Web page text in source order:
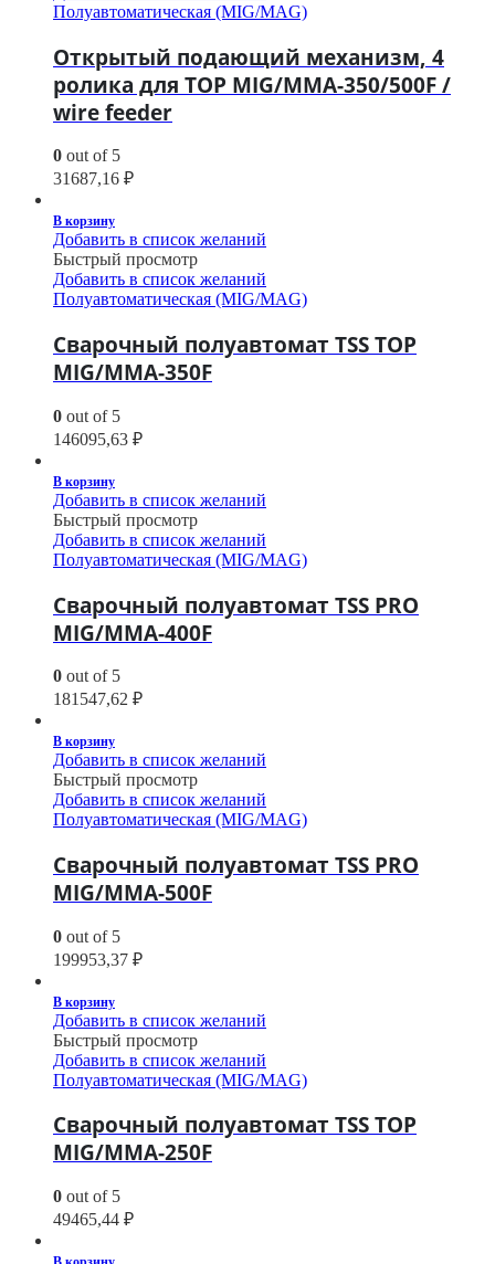
Полуавтоматическая (MIG/MAG)
Открытый подающий механизм, 4
ролика для TOP MIG/MMA-350/500F /
wire feeder
0 out of 5
31687,16 ₽
В корзину
Добавить в список желаний
Быстрый просмотр
Добавить в список желаний
Полуавтоматическая (MIG/MAG)
Сварочный полуавтомат TSS TOP
MIG/MMA-350F
0 out of 5
146095,63 ₽
В корзину
Добавить в список желаний
Быстрый просмотр
Добавить в список желаний
Полуавтоматическая (MIG/MAG)
Сварочный полуавтомат TSS PRO
MIG/MMA-400F
0 out of 5
181547,62 ₽
В корзину
Добавить в список желаний
Быстрый просмотр
Добавить в список желаний
Полуавтоматическая (MIG/MAG)
Сварочный полуавтомат TSS PRO
MIG/MMA-500F
0 out of 5
199953,37 ₽
В корзину
Добавить в список желаний
Быстрый просмотр
Добавить в список желаний
Полуавтоматическая (MIG/MAG)
Сварочный полуавтомат TSS TOP
MIG/MMA-250F
0 out of 5
49465,44 ₽